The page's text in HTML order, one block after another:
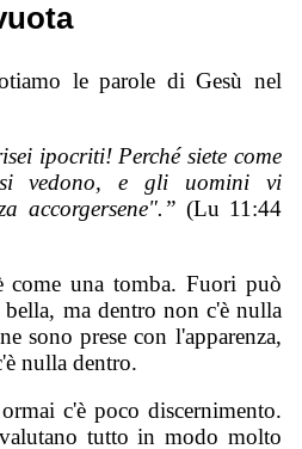
le parole di Gesù nel
ipocriti! Perché siete come
vedono, e gli uomini vi
accorgersene".” (Lu 11:44
una tomba. Fuori può
bella, ma dentro non c'è nulla
sono prese con l'apparenza,
nulla dentro.
c'è poco discernimento.
tutto in modo molto